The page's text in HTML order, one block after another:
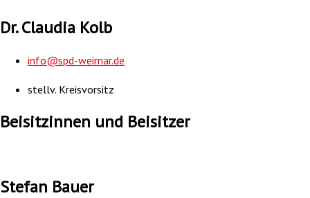
Dr. Claudia Kolb
info@spd-weimar.de
stellv. Kreisvorsitz
Beisitzinnen und Beisitzer
Stefan Bauer